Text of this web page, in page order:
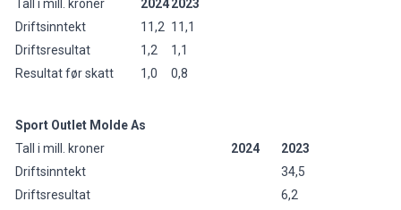
Tall i mill. kroner
20242023
Driftsinntekt
11,2 11,1
Driftsresultat
1,2
1,1
Resultat før skatt
1,0 0,8
Sport Outlet Molde As
Tall i mill. kroner
2024
2023
Driftsinntekt
34,5
Driftsresultat
6,2